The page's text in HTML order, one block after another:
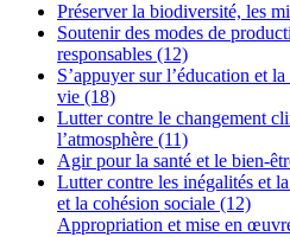
Préserver la biodiversité, les
Soutenir des modes de
responsables (12)
S’appuyer sur l’éducation et
vie (18)
Lutter contre le changement
l’atmosphère (11)
Agir pour la santé et le bien-
Lutter contre les inégalités et
et la cohésion sociale (12)
Appropriation et mise en